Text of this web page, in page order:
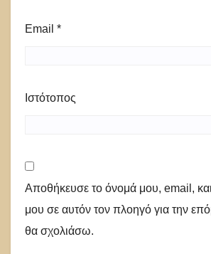
Email *
Ιστότοπος
Αποθήκευσε το όνομά μου, email,
μου σε αυτόν τον πλοηγό για την
θα σχολιάσω.